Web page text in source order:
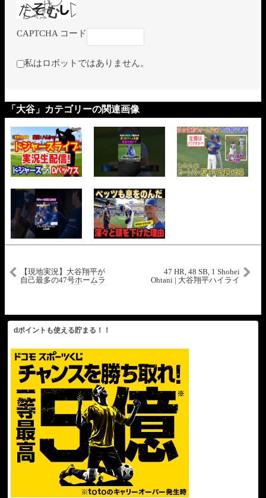
CAPTCHA コード
私はロボットではありません。
「大谷」カテゴリーの関連画像
【現地実況】大谷翔平が
自己最多の47号ホームラ
47 HR, 48 SB, 1 Shohei
Ohtani | 大谷翔平ハイライ
dポイントも使える貯まる！！